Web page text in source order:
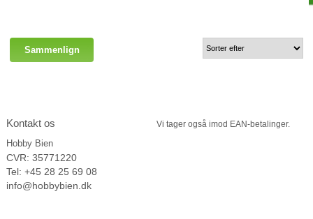
Kontakt os
Hobby Bien
CVR: 35771220
Tel: +45 28 25 69 08
info@hobbybien.dk
Vi tager også imod EAN-betalinger.